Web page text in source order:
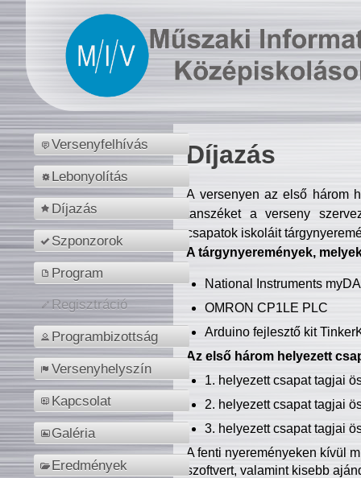
Versenyfelhívás
Lebonyolítás
Díjazás
Szponzorok
Program
Regisztráció
Programbizottság
Versenyhelyszín
Kapcsolat
Galéria
Eredmények
Díjazás
A versenyen az első három
tanszéket a verseny
csapatok iskoláit
A tárgynyeremények,
National Instruments
OMRON CP1LE PLC
Arduino fejlesztő kit
Az első három helyezett
1. helyezett csapat tagjai
2. helyezett csapat tagjai
3. helyezett csapat tagjai
A fenti nyereményeken kívül
szoftvert, valamint kisebb